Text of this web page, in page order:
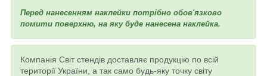
Перед нанесенням наклейки потрібно обов'язково
помити поверхню, на яку буде нанесена наклейка.
Компанія Світ стендів доставляє продукцію по всій
території України, а так само будь-яку точку світу